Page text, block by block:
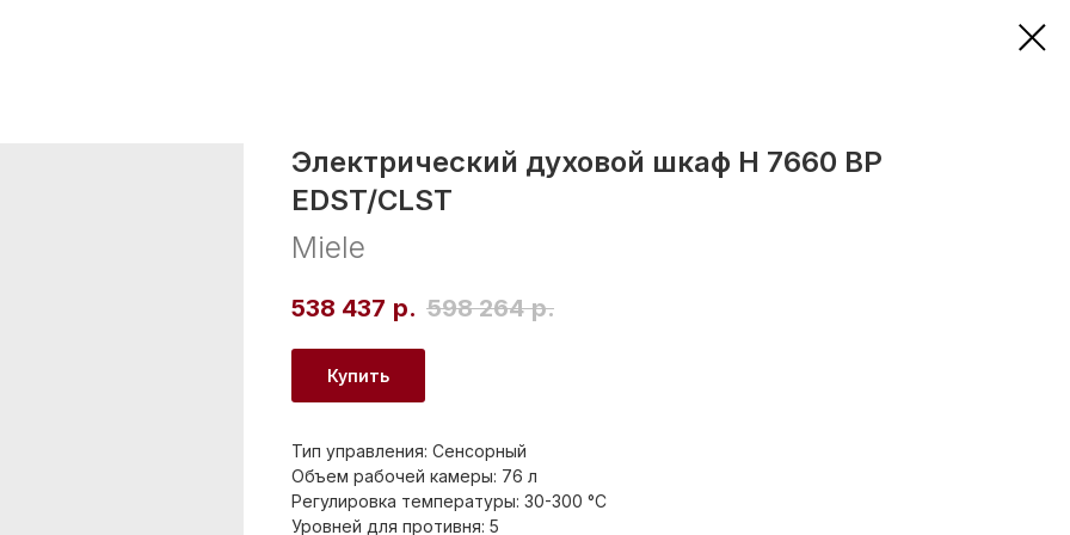
Электрический духовой шкаф H 7660 BP
EDST/CLST
Miele
538 437 р. 598 264 р.
Купить
Тип управления: Сенсорный
Объем рабочей камеры: 76 л
Регулировка температуры: 30-300 °С
Уровней для противня: 5